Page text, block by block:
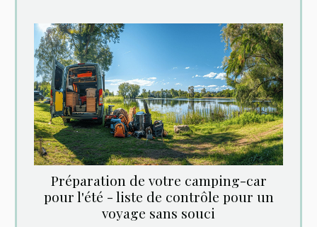
Préparation de votre camping-car
pour l'été - liste de contrôle pour un
voyage sans souci